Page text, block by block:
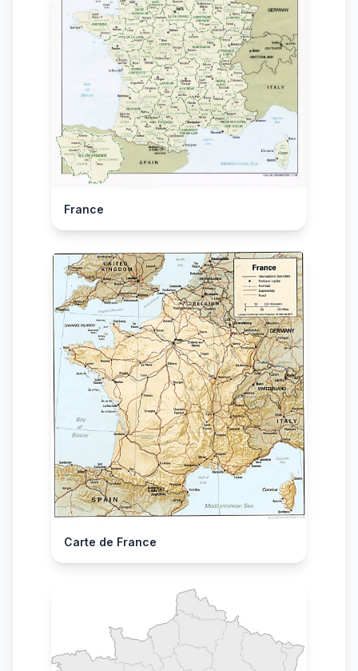
France
Carte de France